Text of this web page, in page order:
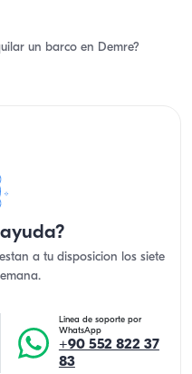
un barco en Demre?
a tu disposicion los siete
Linea de soporte por
WhatsApp
+90 552 822 37
83